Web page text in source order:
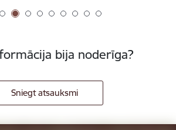
bija noderīga?
Sniegt atsauksmi